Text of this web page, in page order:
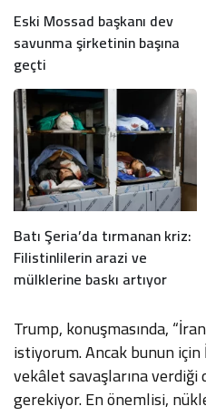
Eski Mossad başkanı dev
savunma şirketinin başına
geçti
Batı Şeria’da tırmanan kriz:
Filistinlilerin arazi ve
mülklerine baskı artıyor
Trump, konuşmasında,
istiyorum. Ancak bunun için
vekâlet savaşlarına
gerekiyor. En önemlisi,